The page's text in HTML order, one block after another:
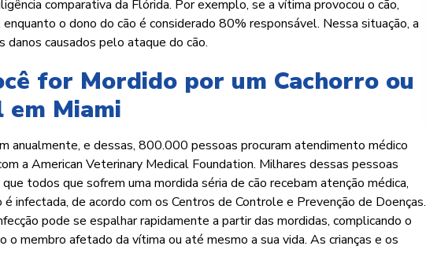
comparativa da Flórida. Por exemplo, se a vítima provocou o cão,
o dono do cão é considerado 80% responsável. Nessa situação, a
causados pelo ataque do cão.
for Mordido por um Cachorro ou
Miami
anualmente, e dessas, 800.000 pessoas procuram atendimento médico
a American Veterinary Medical Foundation. Milhares dessas pessoas
todos que sofrem uma mordida séria de cão recebam atenção médica,
infectada, de acordo com os Centros de Controle e Prevenção de Doenças.
pode se espalhar rapidamente a partir das mordidas, complicando o
o membro afetado da vítima ou até mesmo a sua vida. As crianças e os